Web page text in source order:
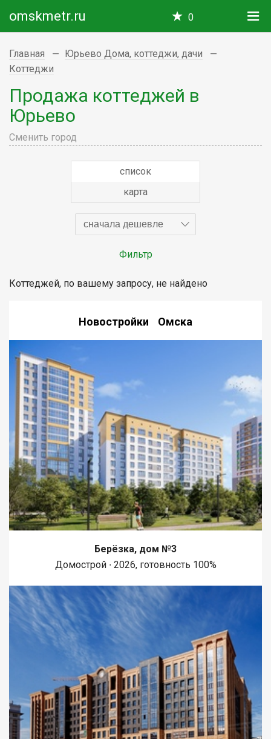
omskmetr.ru 0
Главная
Юрьево Дома, коттеджи, дачи
Коттеджи
Продажа коттеджей в
Юрьево
Сменить город
список
карта
сначала дешевле
Фильтр
Коттеджей, по вашему запросу, не найдено
Новостройки Омска
Берёзка, дом №3
Домострой ∙ 2026, готовность 100%